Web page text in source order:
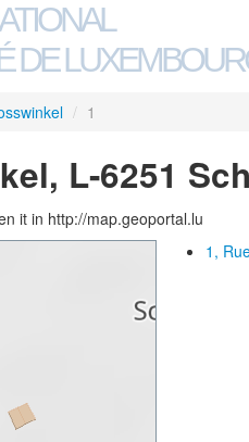
DE
/ 1
L-6251
it in http://map.geoportal.lu
1,